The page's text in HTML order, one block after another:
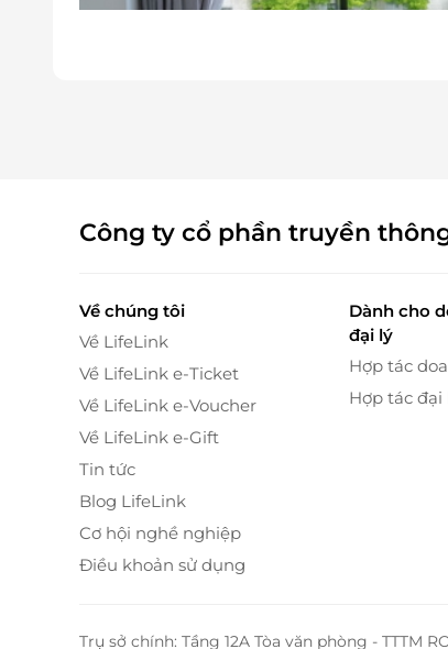
cảnh đầy thi vị của thành phố biển Đà
Công ty cổ phần truyền
Về chúng tôi
Về LifeLink
Về LifeLink e-Ticket
Về LifeLink e-Voucher
Về LifeLink e-Gift
Tin tức
Blog LifeLink
Cơ hội nghề nghiệp
Điều khoản sử dụng
Dành cho
đại lý
Hợp tác
Hợp tác đại
Trụ sở chính: Tầng 12A Tòa văn phòng - TTTM